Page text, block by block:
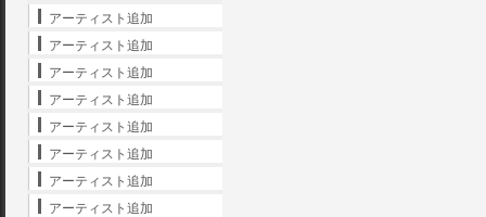
アーティスト追加
アーティスト追加
アーティスト追加
アーティスト追加
アーティスト追加
アーティスト追加
アーティスト追加
アーティスト追加